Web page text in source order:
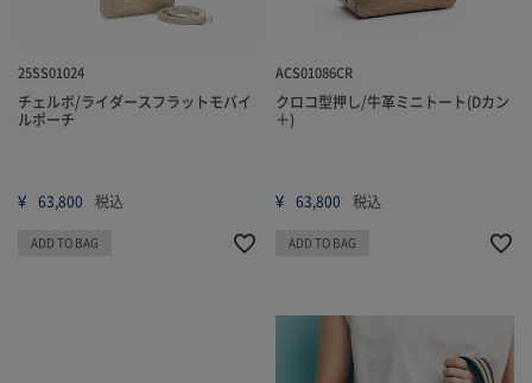
25SS01024
チェルボ/ライダースフラットモバイ
ルポーチ
¥ 63,800 税込
ADD TO BAG
ACS01086CR
クロコ型押し/牛革ミニトート(Dカン
＋)
¥ 63,800 税込
ADD TO BAG